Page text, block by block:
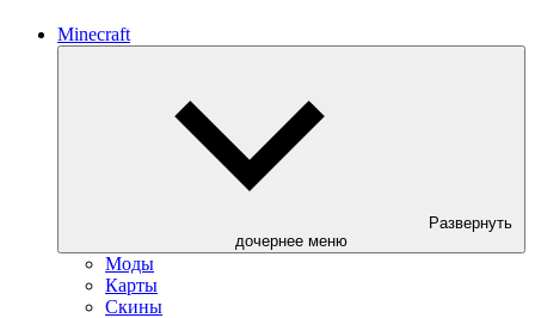
Minecraft
Развернуть
дочернее меню
Моды
Карты
Скины